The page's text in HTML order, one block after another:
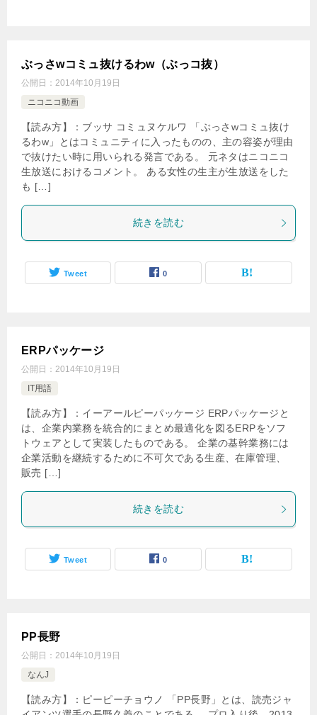
ぶっさwコミュ抜けるわw（ぶっコ抜）
公開日： 2014年10月19日
ニコニコ動画
【読み方】：ブッサ コミュヌケルワ 「ぶっさwコミュ抜け
るわw」とはコミュニティに入ったものの、主の容姿が理由
で抜けたい時に用いられる発言である。 元ネタはニコニコ
生放送におけるコメント。 ある女性の生主が生放送をした
も […]
続きを読む
Tweet 0
ERPパッケージ
公開日： 2014年10月19日
IT用語
【読み方】：イーアールピーパッケージ ERPパッケージと
は、企業内業務を統合的にまとめ最適化を図るERPをソフ
トウェアとして実装したものである。 企業の基幹業務には
企業活動を継続するために不可欠である生産、在庫管理、
販売 […]
続きを読む
Tweet 0
PP長野
公開日： 2014年10月19日
なんJ
【読み方】：ピーピーチョウノ 「PP長野」とは、読売ジャ